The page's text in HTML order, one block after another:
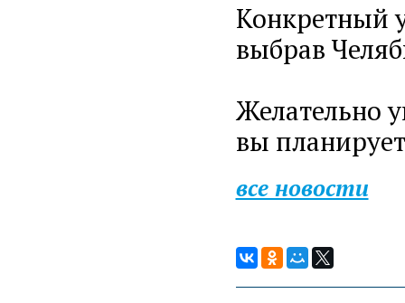
Конкретный
выбрав
Желательно
вы
все новости